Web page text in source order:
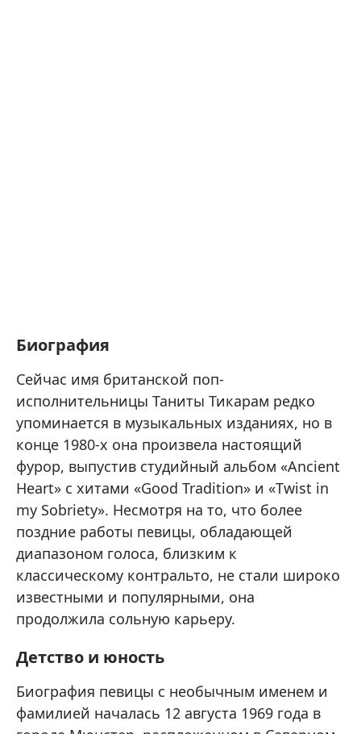
Биография
Сейчас имя британской поп-
исполнительницы Таниты Тикарам редко
упоминается в музыкальных изданиях, но в
конце 1980-х она произвела настоящий
фурор, выпустив студийный альбом «Ancient
Heart» с хитами «Good Tradition» и «Twist in
my Sobriety». Несмотря на то, что более
поздние работы певицы, обладающей
диапазоном голоса, близким к
классическому контральто, не стали широко
известными и популярными, она
продолжила сольную карьеру.
Детство и юность
Биография певицы с необычным именем и
фамилией началась 12 августа 1969 года в